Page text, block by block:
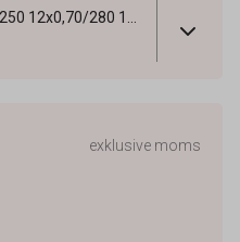
exklusive moms